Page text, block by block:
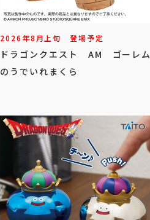
2026年8月上旬 登場予定
ドラゴンクエスト AM ゴーレム
のうでいれまくら